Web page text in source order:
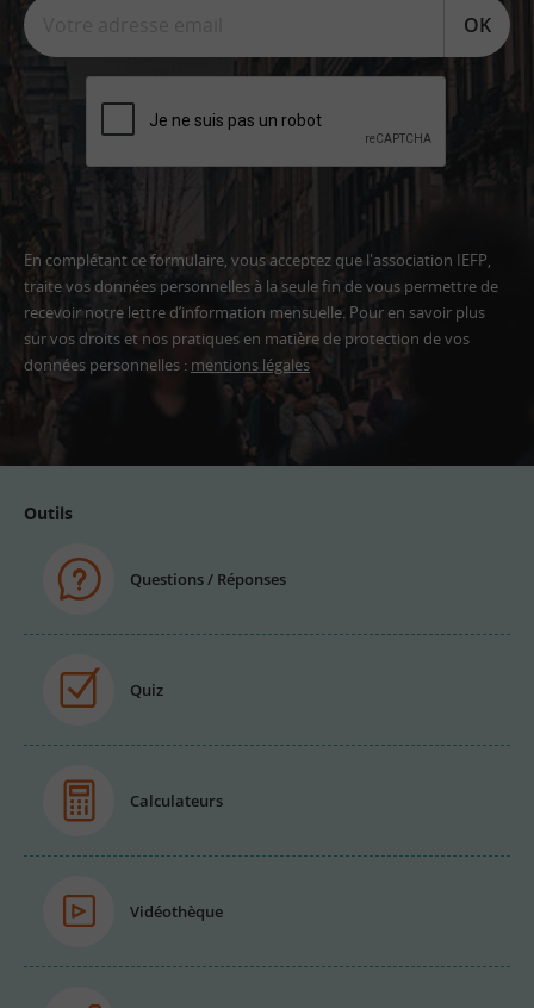
OK
En complétant ce formulaire, vous acceptez que l'association IEFP,
traite vos données personnelles à la seule fin de vous permettre de
recevoir notre lettre d’information mensuelle. Pour en savoir plus
sur vos droits et nos pratiques en matière de protection de vos
données personnelles : mentions légales
Outils
Questions / Réponses
Quiz
Calculateurs
Vidéothèque